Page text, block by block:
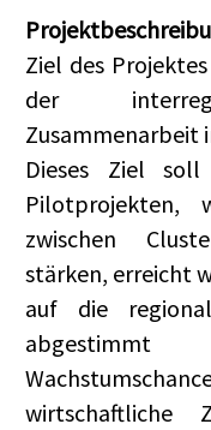
Ziel des
der
Zusammenarbeit
Dieses Ziel
Pilotprojekten,
zwischen
stärken, erreicht
auf die
wirtschaftliche